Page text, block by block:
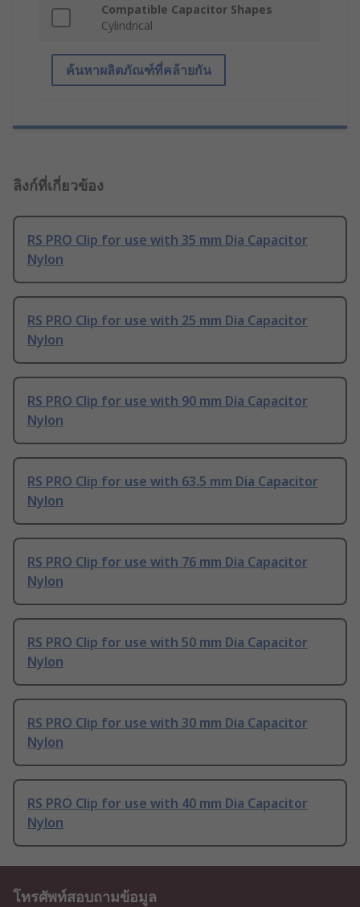
Compatible Capacitor Shapes
Cylindrical
ค้นหาผลิตภัณฑ์ที่คล้ายกัน
ลิงก์ที่เกี่ยวข้อง
RS PRO Clip for use with 35 mm Dia Capacitor
Nylon
RS PRO Clip for use with 25 mm Dia Capacitor
Nylon
RS PRO Clip for use with 90 mm Dia Capacitor
Nylon
RS PRO Clip for use with 63.5 mm Dia Capacitor
Nylon
RS PRO Clip for use with 76 mm Dia Capacitor
Nylon
RS PRO Clip for use with 50 mm Dia Capacitor
Nylon
RS PRO Clip for use with 30 mm Dia Capacitor
Nylon
RS PRO Clip for use with 40 mm Dia Capacitor
Nylon
โทรศัพท์สอบถามข้อมูล